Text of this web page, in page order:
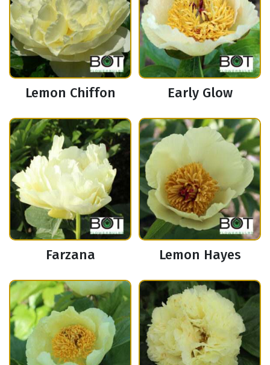
Lemon Chiffon Early Glow
Farzana Lemon Hayes